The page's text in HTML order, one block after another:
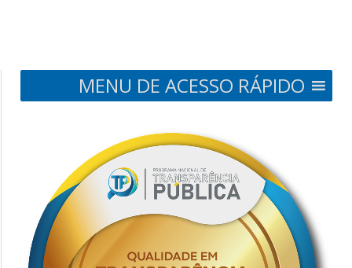
MENU DE ACESSO RÁPIDO